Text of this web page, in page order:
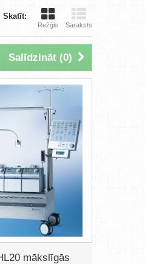
Skatīt:
Režģis Saraksts
Salīdzināt (0)
mākslīgās